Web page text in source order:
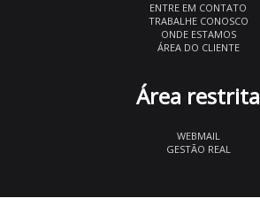
ENTRE EM CONTATO
TRABALHE CONOSCO
ONDE ESTAMOS
ÁREA DO CLIENTE
Área restrita
WEBMAIL
GESTÃO REAL